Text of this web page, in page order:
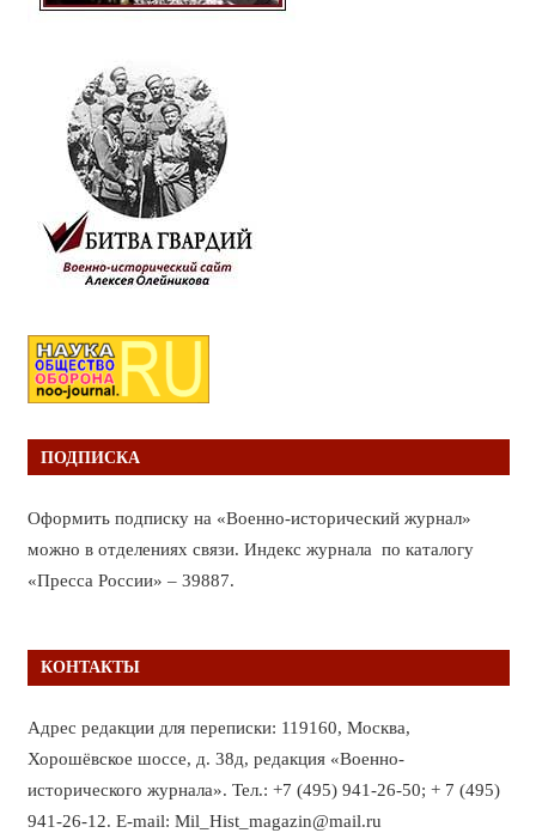
ПОДПИСКА
Оформить подписку на «Военно-исторический журнал»
можно в отделениях связи. Индекс журнала по каталогу
«Пресса России» – 39887.
КОНТАКТЫ
Адрес редакции для переписки: 119160, Москва,
Хорошёвское шоссе, д. 38д, редакция «Военно-
исторического журнала». Тел.: +7 (495) 941-26-50; + 7 (495)
941-26-12. E-mail: Mil_Hist_magazin@mail.ru